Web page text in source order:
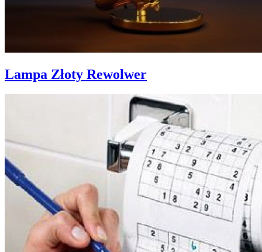
Lampa Złoty Rewolwer